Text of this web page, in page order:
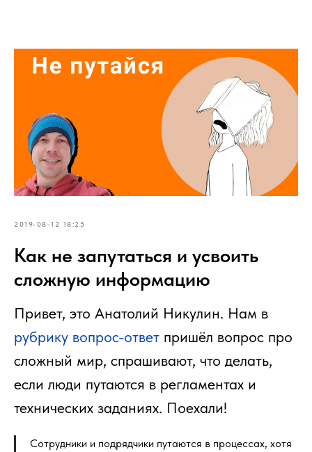
2019-08-12 18:25
Как не запутаться и усвоить
сложную информацию
Привет, это Анатолий Никулин. Нам в
рубрику вопрос-ответ пришёл вопрос про
сложный мир, спрашивают, что делать,
если люди путаются в регламентах и
технических заданиях. Поехали!
Сотрудники и подрядчики путаются в процессах, хотя